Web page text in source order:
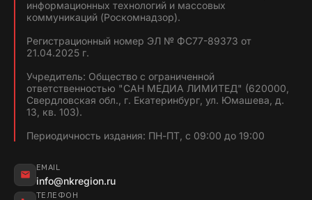
информационных технологий и массовых
коммуникаций (Роскомнадзор).
Регистрационный номер ЭЛ № ФС77-89373 от
21.04.2025 г.
Учредитель: Общество с ограниченной
ответственностью "САН МЕДИА ЛИМИТЕД" (620000,
Свердловская обл., г. Екатеринбург, ул. Юмашева, д.
13, кв. 103).
Периодичность издания: ПН-ПТ, с 09:00 до 19:00
EMAIL
info@nkregion.ru
ТЕЛЕФОН